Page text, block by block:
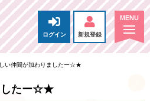
ログイン 新規登録
い仲間が加わりましたー☆★
したー☆★